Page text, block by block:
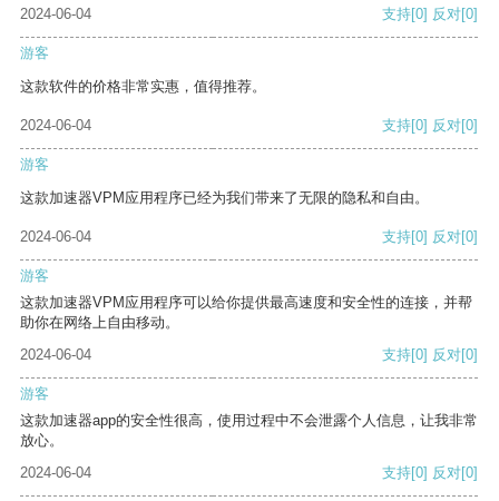
2024-06-04 支持[0] 反对[0]
游客
这款软件的价格非常实惠，值得推荐。
2024-06-04 支持[0] 反对[0]
游客
这款加速器VPM应用程序已经为我们带来了无限的隐私和自由。
2024-06-04 支持[0] 反对[0]
游客
这款加速器VPM应用程序可以给你提供最高速度和安全性的连接，并帮
助你在网络上自由移动。
2024-06-04
支持[0] 反对[0]
游客
这款加速器app的安全性很高，使用过程中不会泄露个人信息，让我非常
放心。
2024-06-04
支持[0] 反对[0]